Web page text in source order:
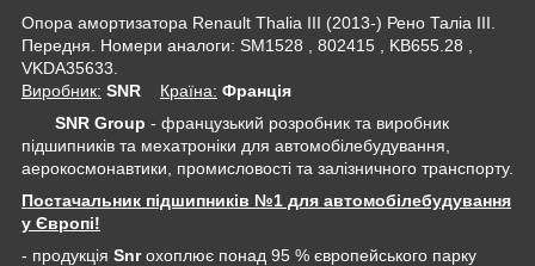
Опора амортизатора Renault Thalia III (2013-) Рено Таліа III.
Передня. Номери аналоги: SM1528 , 802415 , KB655.28 ,
VKDA35633.
Виробник: SNR Крaїна: Франція
SNR Group - французький розробник та виробник
підшипників та мехатроніки для автомобілебудування,
аерокосмонавтики, промисловості та залізничного транспорту.
Постачальник підшипників №1 для автомобілебудування
у Європі!
- продукція Snrохоплює понад 95 % європейського парку